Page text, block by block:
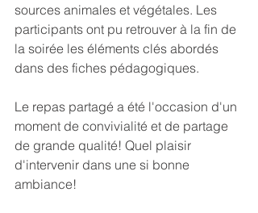
sources animales et végétales. Les
participants ont pu retrouver à la fin de
la soirée les éléments clés abordés
dans des fiches pédagogiques.
Le repas partagé a été l'occasion d'un
moment de convivialité et de partage
de grande qualité! Quel plaisir
d'intervenir dans une si bonne
ambiance!